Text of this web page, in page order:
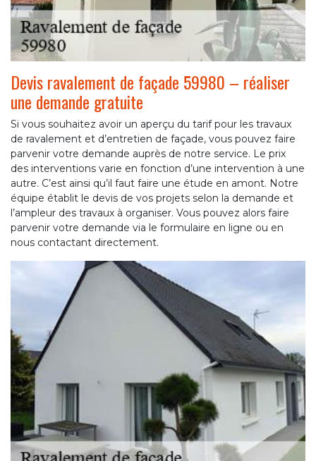
Devis ravalement de façade 59980 – réaliser
une demande gratuite
Si vous souhaitez avoir un aperçu du tarif pour les travaux
de ravalement et d’entretien de façade, vous pouvez faire
parvenir votre demande auprès de notre service. Le prix
des interventions varie en fonction d’une intervention à une
autre. C’est ainsi qu’il faut faire une étude en amont. Notre
équipe établit le devis de vos projets selon la demande et
l’ampleur des travaux à organiser. Vous pouvez alors faire
parvenir votre demande via le formulaire en ligne ou en
nous contactant directement.